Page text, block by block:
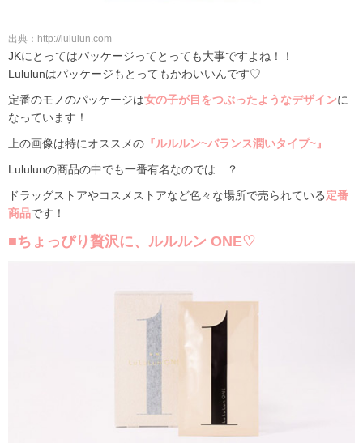
出典：http://lululun.com
JKにとってはパッケージってとっても大事ですよね！！
Lululunはパッケージもとってもかわいいんです♡
定番のモノのパッケージは女の子が目をつぶったようなデザインに
なっています！
上の画像は特にオススメの 『ルルルン~バランス潤いタイプ~』
Lululunの商品の中でも一番有名なのでは…？
ドラッグストアやコスメストアなど色々な場所で売られている定番
商品です！
■ちょっぴり贅沢に、ルルルン ONE♡